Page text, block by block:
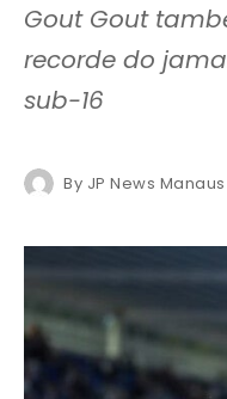
Gout Gout
recorde do
sub-16
By JP News Manaus